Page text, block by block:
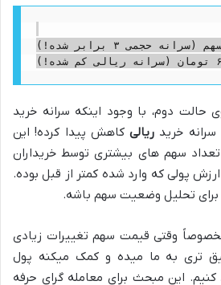
سرانه خرید حجمی = ۳,۰۰۰,۰۰۰ / ۱۰۰ = ۳۰,۰۰۰ سهم (سرانه حجمی ۳ برابر شده!)
حالت دوم، با وجود اینکه سرانه خرید
خرید ریالیکاهش پیدا کرده! این
سهم های بیشتری توسط خریداران
پولی که وارد شده کمتر از قبل بوده.
برای تحلیل وضعیت سهم باشه.
مخصوصاً وقتی قیمت سهم تغییرات زیادی
تری به ما میده و کمک میکنه پول
این مبحث برای معامله گرای حرفه